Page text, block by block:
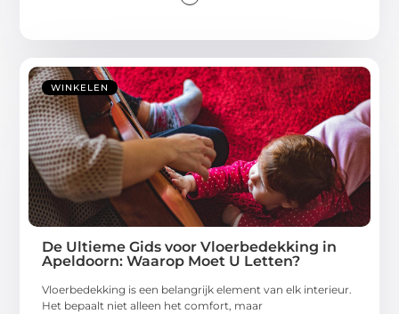
WINKELEN
De Ultieme Gids voor Vloerbedekking in
Apeldoorn: Waarop Moet U Letten?
Vloerbedekking is een belangrijk element van elk interieur.
Het bepaalt niet alleen het comfort, maar